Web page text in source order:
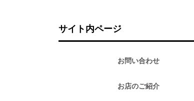
サイト内ページ
お問い合わせ
お店のご紹介